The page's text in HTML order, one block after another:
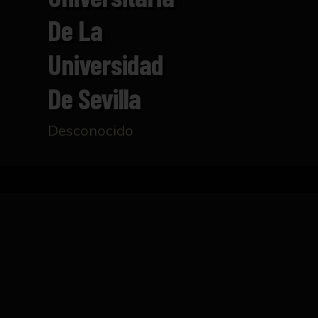
De La
Universidad
De Sevilla
Desconocido